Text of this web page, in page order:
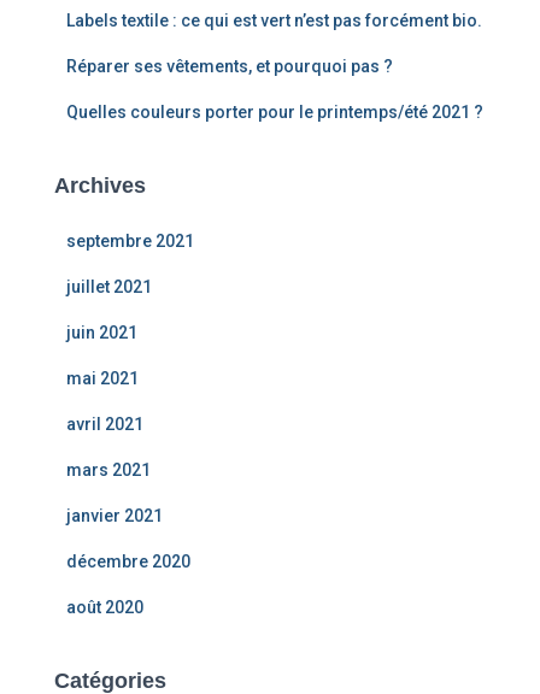
Labels textile : ce qui est vert n’est pas forcément bio.
Réparer ses vêtements, et pourquoi pas ?
Quelles couleurs porter pour le printemps/été 2021 ?
Archives
septembre 2021
juillet 2021
juin 2021
mai 2021
avril 2021
mars 2021
janvier 2021
décembre 2020
août 2020
Catégories